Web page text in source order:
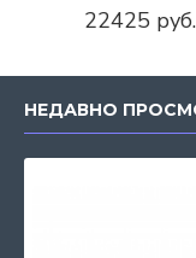
22425 руб.
НЕДАВНО